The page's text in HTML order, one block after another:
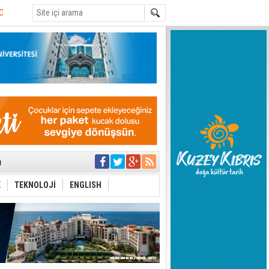
aday
ilerleme
etmiyor
nerede?
TEKNOLOJİ ENGLISH